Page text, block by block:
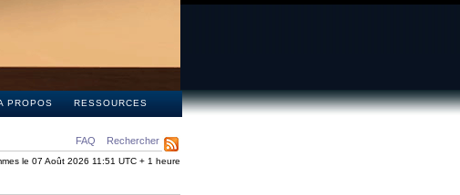
PROPOS RESSOURCES
FAQ Rechercher
le 07 Août 2026 11:51 UTC + 1 heure